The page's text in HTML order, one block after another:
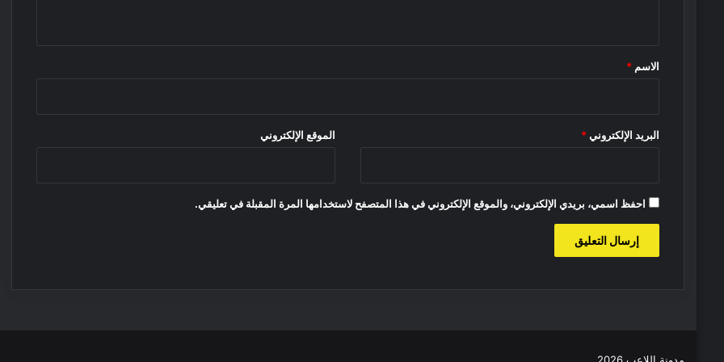
*
الاسم *
البريد الإلكتروني * الموقع الإلكتروني
احفظ اسمي، بريدي الإلكتروني، والموقع الإلكتروني في هذا المتصفح لاستخدامها المرة المقبلة في تعليقي.
مدونة اللاعب 2026